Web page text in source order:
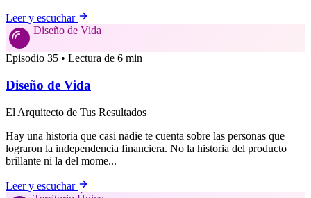
Leer y escuchar
Diseño de Vida
Episodio 35 • Lectura de 6 min
Diseño de Vida
El Arquitecto de Tus Resultados
Hay una historia que casi nadie te cuenta sobre las personas que
lograron la independencia financiera. No la historia del producto
brillante ni la del mome...
Leer y escuchar